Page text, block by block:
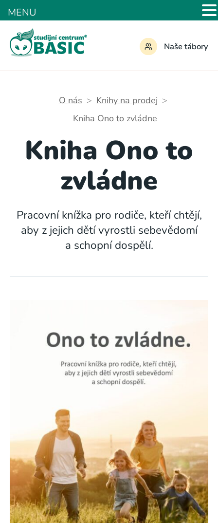
Naše tábory
O nás
Knihy na prodej
Kniha Ono to zvládne
Kniha Ono to
zvládne
Pracovní knížka pro rodiče, kteří chtějí,
aby z jejich dětí vyrostli sebevědomí
a schopní dospělí.
MENU